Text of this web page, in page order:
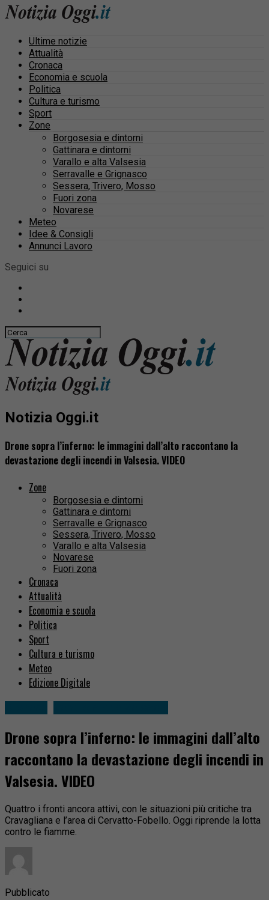
Ultime notizie
Attualità
Cronaca
Economia e scuola
Politica
Cultura e turismo
Sport
Zone
Borgosesia e dintorni
Gattinara e dintorni
Varallo e alta Valsesia
Serravalle e Grignasco
Sessera, Trivero, Mosso
Fuori zona
Novarese
Meteo
Idee & Consigli
Annunci Lavoro
Seguici su
Notizia Oggi.it
Drone sopra l’inferno: le immagini dall’alto raccontano la
devastazione degli incendi in Valsesia. VIDEO
Zone
Borgosesia e dintorni
Gattinara e dintorni
Serravalle e Grignasco
Sessera, Trivero, Mosso
Varallo e alta Valsesia
Novarese
Fuori zona
Cronaca
Attualità
Economia e scuola
Politica
Sport
Cultura e turismo
Meteo
Edizione Digitale
Drone sopra l’inferno: le immagini dall’alto
raccontano la devastazione degli incendi in
Valsesia. VIDEO
Quattro i fronti ancora attivi, con le situazioni più critiche tra
Cravagliana e l’area di Cervatto-Fobello. Oggi riprende la lotta
contro le fiamme.
Pubblicato